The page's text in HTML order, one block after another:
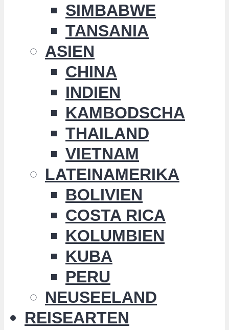
SIMBABWE
TANSANIA
ASIEN
CHINA
INDIEN
KAMBODSCHA
THAILAND
VIETNAM
LATEINAMERIKA
BOLIVIEN
COSTA RICA
KOLUMBIEN
KUBA
PERU
NEUSEELAND
REISEARTEN